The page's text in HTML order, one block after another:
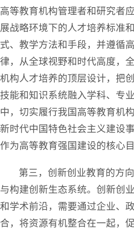
高等教育机构管理者和研究者
展战略环境下的人才培养标准
式、教学方法和手段，并遵循
律，从全球视野和时代高度，
机构人才培养的顶层设计，把
技能和知识系统融入学科、专
中，切实履行我国高等教育机
新时代中国特色社会主义建设
作为高等教育强国建设的核心目
第三，创新创业教育的方
与构建创新生态系统。创新创
和学术前沿，需要通过企业、
合，将资源有机整合在一起，